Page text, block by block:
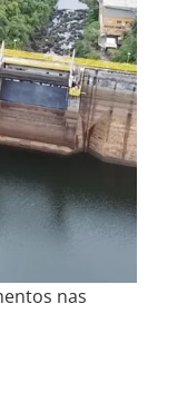
nas